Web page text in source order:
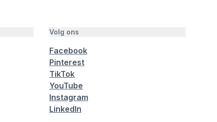
Volg ons
Facebook
Pinterest
TikTok
YouTube
Instagram
LinkedIn